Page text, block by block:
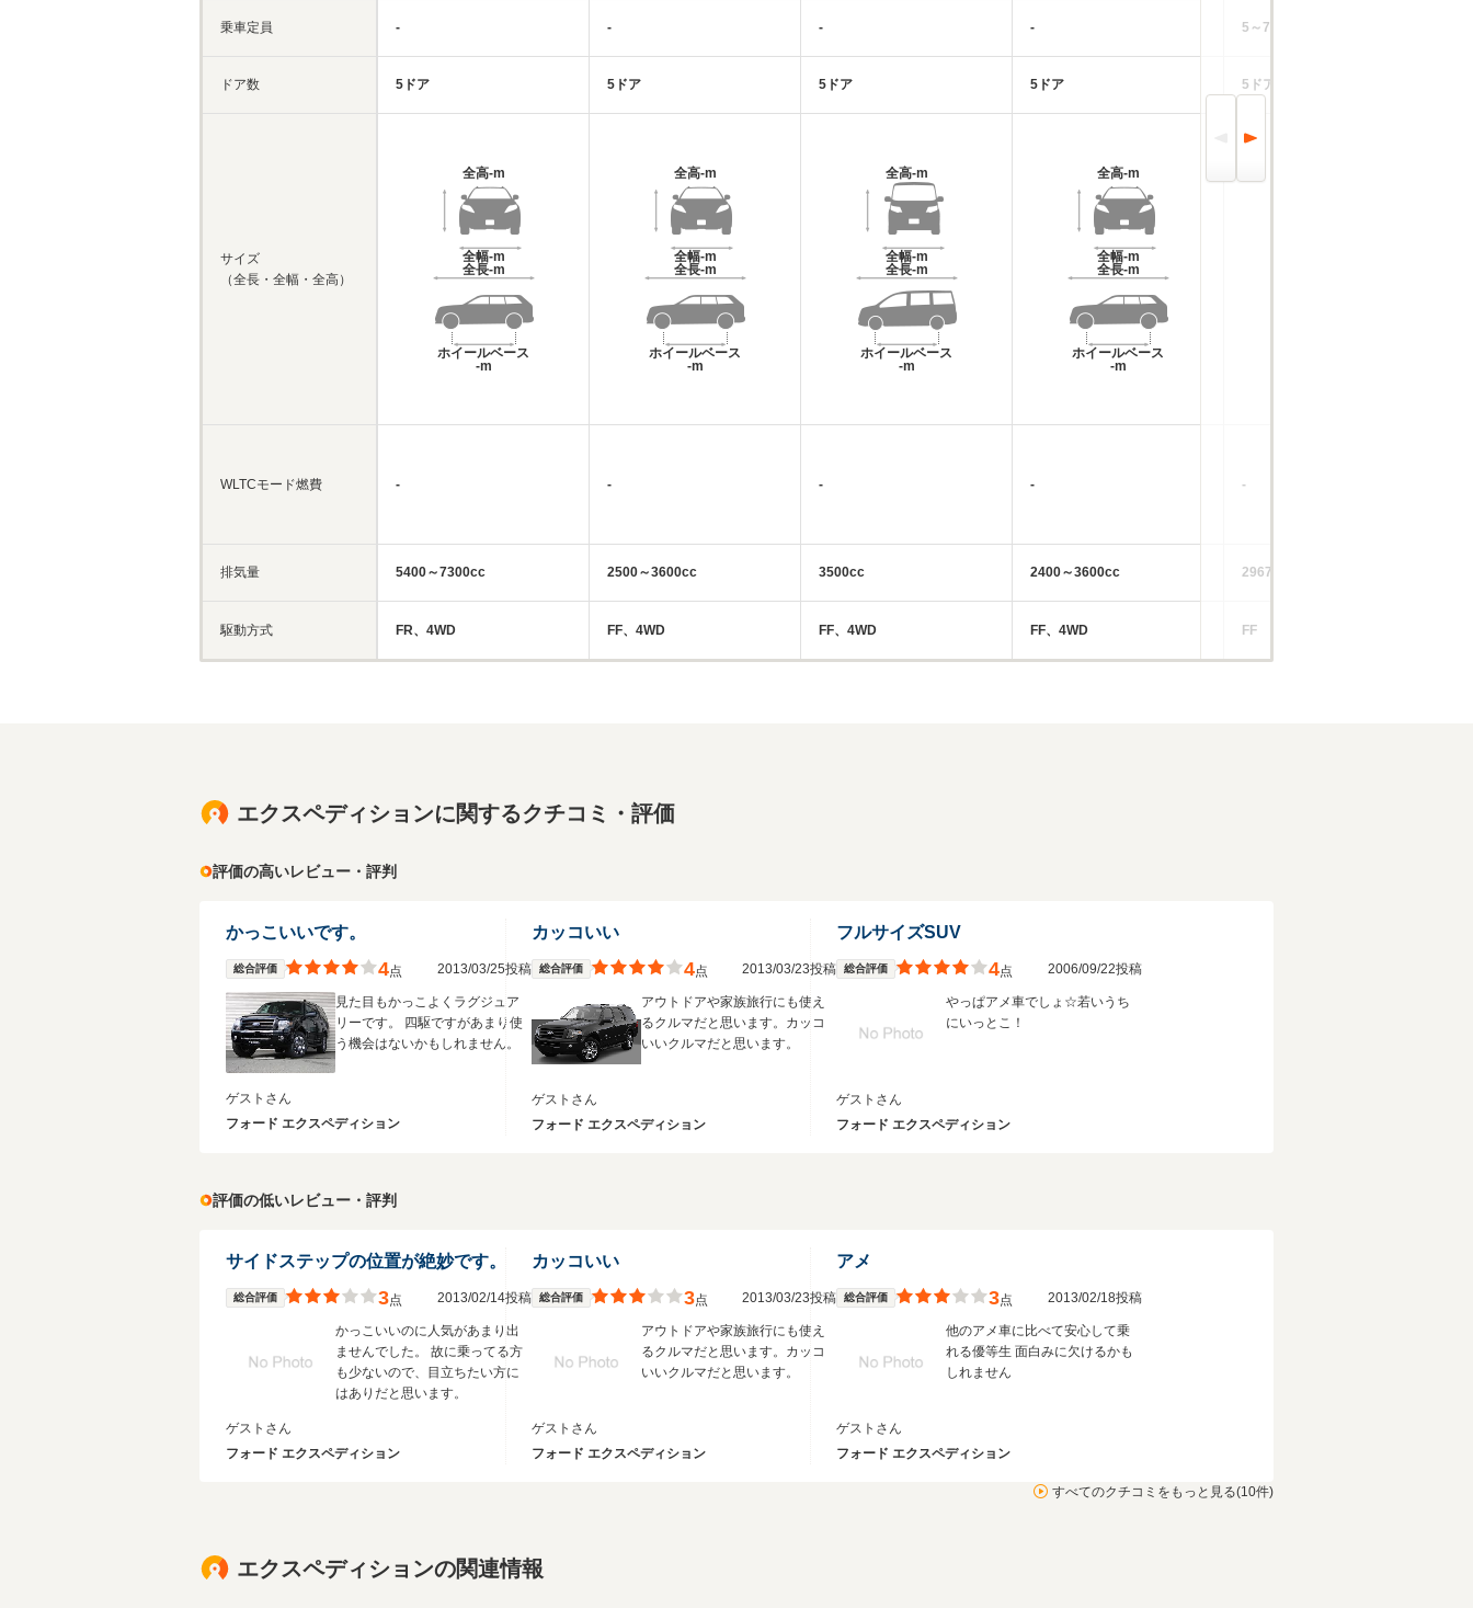
乗車定員
ドア数
サイズ
（全長・全幅・全高）
WLTCモード燃費
排気量
駆動方式
-
5ドア
全高-m
全幅-m
全長-m
ホイールベース
-m
-
5400～7300cc
FR、4WD
-
5ドア
全高-m
全幅-m
全長-m
ホイールベース
-m
-
2500～3600cc
FF、4WD
-
5ドア
全高-m
全幅-m
全長-m
ホイールベース
-m
-
3500cc
FF、4WD
-
5ドア
全高-m
全幅-m
全長-m
ホイールベース
-m
-
2400～3600cc
FF、4WD
5～7人
5ドア
-
2967cc
FF
エクスペディションに関するクチコミ・評価
評価の高いレビュー・評判
かっこいいです。
総合評価 4点 2013/03/25投稿
見た目もかっこよくラグジュア
リーです。 四駆ですがあまり使
う機会はないかもしれません。
ゲストさん
フォード エクスペディション
カッコいい
総合評価 4点 2013/03/23投稿
アウトドアや家族旅行にも使え
るクルマだと思います。カッコ
いいクルマだと思います。
ゲストさん
フォード エクスペディション
フルサイズSUV
総合評価 4点 2006/09/22投稿
やっぱアメ車でしょ☆若いうち
にいっとこ！
ゲストさん
フォード エクスペディション
評価の低いレビュー・評判
サイドステップの位置が絶妙です。
総合評価 3点 2013/02/14投稿
かっこいいのに人気があまり出
ませんでした。 故に乗ってる方
も少ないので、目立ちたい方に
はありだと思います。
ゲストさん
フォード エクスペディション
カッコいい
総合評価 3点 2013/03/23投稿
アウトドアや家族旅行にも使え
るクルマだと思います。カッコ
いいクルマだと思います。
ゲストさん
フォード エクスペディション
アメ
総合評価 3点 2013/02/18投稿
他のアメ車に比べて安心して乗
れる優等生 面白みに欠けるかも
しれません
ゲストさん
フォード エクスペディション
すべてのクチコミをもっと見る(10件)
エクスペディションの関連情報